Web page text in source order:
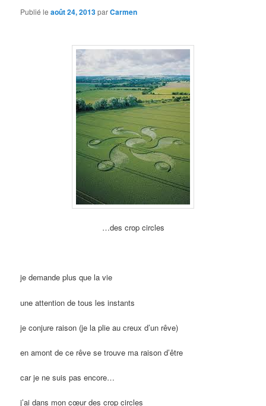
Publié leaoût 24, 2013parCarmen
…des crop circles
je demande plus que la vie
une attention de tous les instants
je conjure raison (je la plie au creux d’un rêve)
en amont de ce rêve se trouve ma raison d’être
car je ne suis pas encore…
j’ai dans mon cœur des crop circles